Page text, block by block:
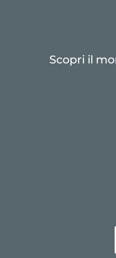
Scopri il